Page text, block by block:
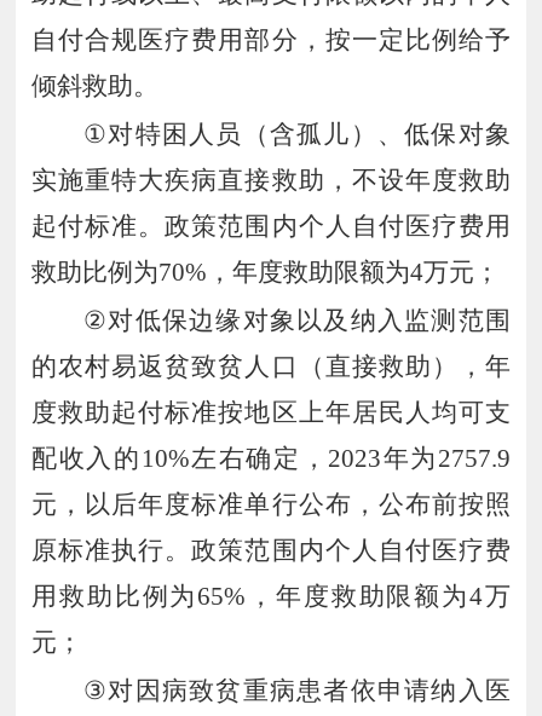
自付合规医疗费用部分，按一定比例给予
倾斜救助。
①对特困人员（含孤儿）、低保对象
实施重特大疾病直接救助，不设年度救助
起付标准。政策范围内个人自付医疗费用
救助比例为70% ，年度救助限额为4万元；
②对低保边缘对象以及纳入监测范围
的农村易返贫致贫人口（直接救助），年
度救助起付标准按地区上年居民人均可支
配收入的 10%左右确定， 2023年为 2757.9
元，以后年度标准单行公布，公布前按照
原标准执行。政策范围内个人自付医疗费
用救助比例为 65% ，年度救助限额为4万
元；
③对因病致贫重病患者依申请纳入医